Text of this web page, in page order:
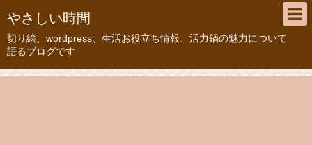
やさしい時間
切り絵、wordpress、生活お役立ち情報、活力鍋の魅力について
語るブログです